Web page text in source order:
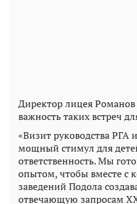
Директор лицея
важность таких встреч
«Визит руководства РГА
мощный стимул для
ответственность. Мы
опытом, чтобы вместе с
заведений Подола
отвечающую запросам